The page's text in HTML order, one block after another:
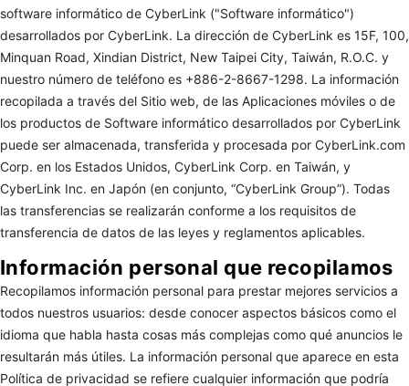
software informático de CyberLink ("Software informático")
desarrollados por CyberLink. La dirección de CyberLink es 15F, 100,
Minquan Road, Xindian District, New Taipei City, Taiwán, R.O.C. y
nuestro número de teléfono es +886-2-8667-1298. La información
recopilada a través del Sitio web, de las Aplicaciones móviles o de
los productos de Software informático desarrollados por CyberLink
puede ser almacenada, transferida y procesada por CyberLink.com
Corp. en los Estados Unidos, CyberLink Corp. en Taiwán, y
CyberLink Inc. en Japón (en conjunto, “CyberLink Group”). Todas
las transferencias se realizarán conforme a los requisitos de
transferencia de datos de las leyes y reglamentos aplicables.
Información personal que recopilamos
Recopilamos información personal para prestar mejores servicios a
todos nuestros usuarios: desde conocer aspectos básicos como el
idioma que habla hasta cosas más complejas como qué anuncios le
resultarán más útiles. La información personal que aparece en esta
Política de privacidad se refiere cualquier información que podría